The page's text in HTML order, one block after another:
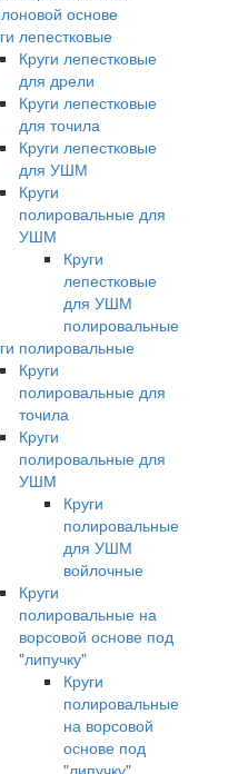
основе
лепестковые
Круги лепестковые
для дрели
Круги лепестковые
для точила
Круги лепестковые
для УШМ
Круги
полировальные для
УШМ
Круги
лепестковые
для УШМ
полировальные
полировальные
Круги
полировальные для
точила
Круги
полировальные для
УШМ
Круги
полировальные
для УШМ
войлочные
Круги
полировальные на
ворсовой основе под
"липучку"
Круги
полировальные
на ворсовой
основе под
"липучку"